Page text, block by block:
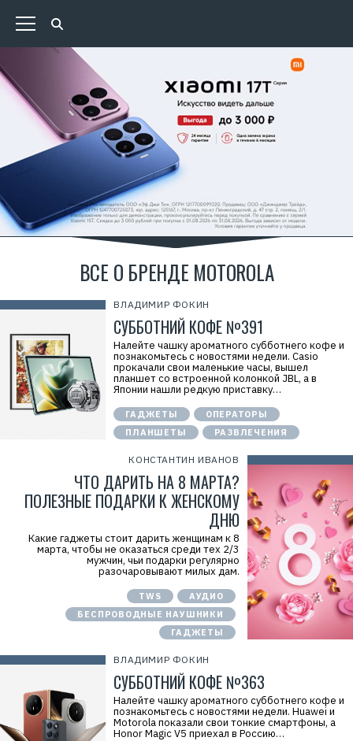
ВСЕ О БРЕНДЕ MOTOROLA
ВЛАДИМИР ФОКИН
СУББОТНИЙ КОФЕ №391
Налейте чашку ароматного субботнего кофе и
познакомьтесь с новостями недели. Casio
прокачали свои маленькие часы, вышел
планшет со встроенной колонкой JBL, а в
Японии нашли редкую приставку…
ГАДЖЕТЫ
ОПЕРАТОРЫ
ПЛАНШЕТЫ
РАЗВЛЕЧЕНИЯ
КОНСТАНТИН ИВАНОВ
ЧТО ДАРИТЬ НА 8 МАРТА?
ПОЛЕЗНЫЕ ПОДАРКИ К ЖЕНСКОМУ
ДНЮ
Какие гаджеты стоит дарить женщинам к 8
марта, чтобы не оказаться среди тех 2/3
мужчин, чьи подарки регулярно
разочаровывают милых дам.
TWS
АУДИО
БЕСПРОВОДНЫЕ НАУШНИКИ
ГАДЖЕТЫ
ВЛАДИМИР ФОКИН
СУББОТНИЙ КОФЕ №363
Налейте чашку ароматного субботнего кофе и
познакомьтесь с новостями недели. Huawei и
Motorola показали свои тонкие смартфоны, а
Honor Magic V5 приехал в Россию…